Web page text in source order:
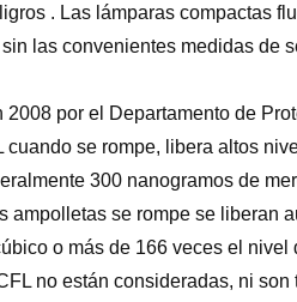
. Las lámparas compactas
las convenientes medidas de
2008 por el Departamento de
cuando se rompe, libera altos
300 nanogramos de
ampolletas se rompe se liberan
o más de 166 veces el nivel
no están consideradas, ni son